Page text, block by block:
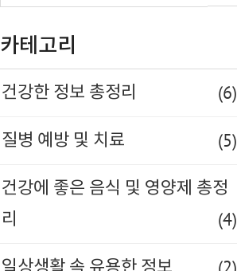
카테고리
건강한 정보 총정리 (6)
질병 예방 및 치료 (5)
건강에 좋은 음식 및 영양제 총정
리
(4)